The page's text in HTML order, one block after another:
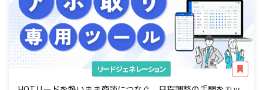
リードジェネレーション